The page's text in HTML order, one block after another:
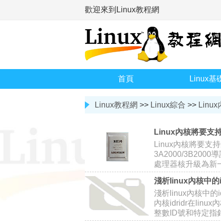
歡迎來到Linux教程網
首頁 Linux基
Linux教程網 >> Linux綜合 >> Linux
Linux內核將要支
Linux內核將要支
3A2000/3B2000
處理器核升級為新
淺析linux內核中
淺析linux內核中的
內核idridr在linux
整數ID號和特定指